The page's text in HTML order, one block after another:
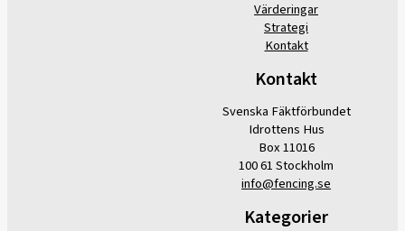
Värderingar
Strategi
Kontakt
Kontakt
Svenska Fäktförbundet
Idrottens Hus
Box 11016
100 61 Stockholm
info@fencing.se
Kategorier